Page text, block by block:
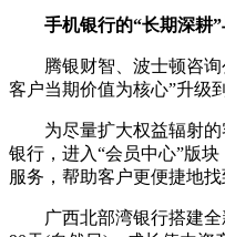
手机银行的“长期深耕
腾银财智、波士顿咨
客户当期价值为核心”升级
为尽量扩大权益辐射
银行，进入“会员中心”版
服务，帮助客户更便捷地
广西北部湾银行搭建